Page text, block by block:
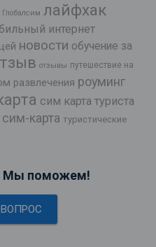
лайфхак
интернет
новости обучение за
отзывы путешествие на
развлечения роуминг
сим карта туриста
карта туристические
Мы поможем!